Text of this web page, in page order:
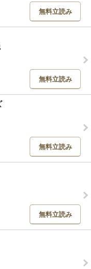
無料立読み
無料立読み
無料立読み
無料立読み